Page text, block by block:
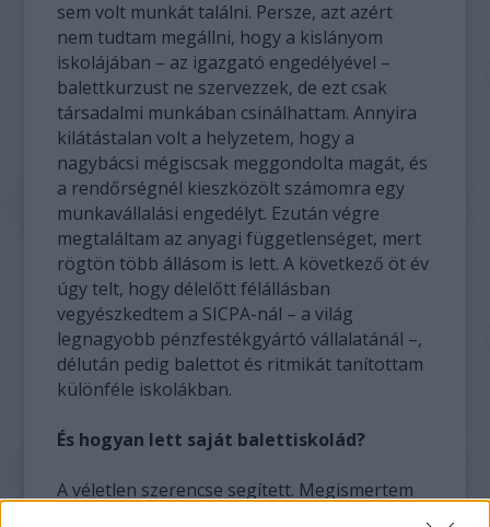
sem volt munkát találni. Persze, azt azért
nem tudtam megállni, hogy a kislányom
iskolájában – az igazgató engedélyével –
balettkurzust ne szervezzek, de ezt csak
társadalmi munkában csinálhattam. Annyira
kilátástalan volt a helyzetem, hogy a
nagybácsi mégiscsak meggondolta magát, és
a rendőrségnél kieszközölt számomra egy
munkavállalási engedélyt. Ezután végre
megtaláltam az anyagi függetlenséget, mert
rögtön több állásom is lett. A következő öt év
úgy telt, hogy délelőtt félállásban
vegyészkedtem a SICPA-nál – a világ
legnagyobb pénzfestékgyártó vállalatánál –,
délután pedig balettot és ritmikát tanítottam
különféle iskolákban.
És hogyan lett saját balettiskolád?
A véletlen szerencse segített. Megismertem